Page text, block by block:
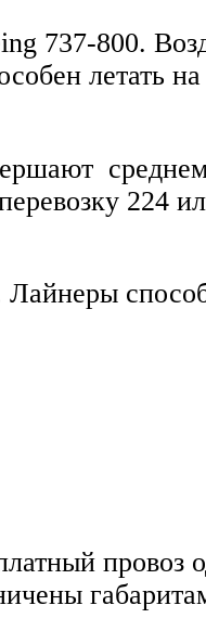
737-800.
летать
224
провоз